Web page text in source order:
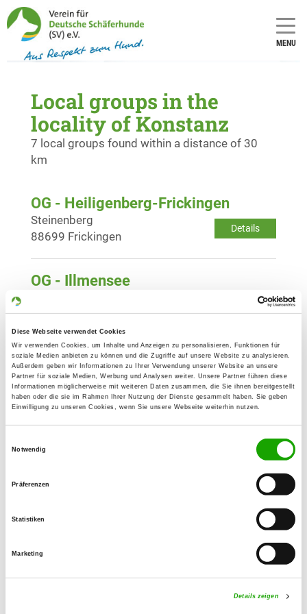
Diese Webseite verwendet Cookies
Wir verwenden Cookies, um Inhalte und Anzeigen zu personalisieren, Funktionen für
soziale Medien anbieten zu können und die Zugriffe auf unsere Website zu analysieren.
Außerdem geben wir Informationen zu Ihrer Verwendung unserer Website an unsere
Partner für soziale Medien, Werbung und Analysen weiter. Unsere Partner führen diese
Informationen möglicherweise mit weiteren Daten zusammen, die Sie ihnen bereitgestellt
haben oder die sie im Rahmen Ihrer Nutzung der Dienste gesammelt haben. Sie geben
Einwilligung zu unseren Cookies, wenn Sie unsere Webseite weiterhin nutzen.
Notwendig
Präferenzen
Statistiken
Marketing
Details zeigen
MENU
Local groups in the
locality of Konstanz
7 local groups found within a distance of 30
km
OG - Heiligenberg-Frickingen
Details
Steinenberg
88699 Frickingen
OG - Illmensee
Details
88636 Illmensee
OG - Konstanz-Stadt 1912 e.V.
Details
Radolfzeller Str. 168
78467 Konstanz
Details
Giratsmoosweg
OG - Radolfzell e.V.